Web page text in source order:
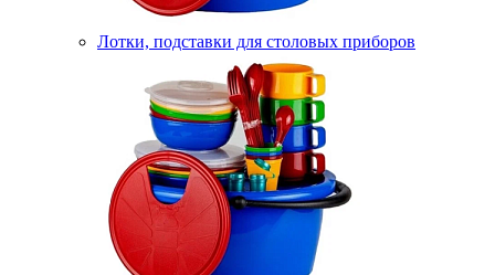
Лотки, подставки для столовых приборов